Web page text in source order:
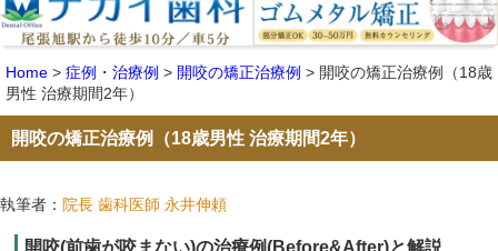
Home > 症例・治療例 > 開咬の矯正治療例 > 開咬の矯正治療例（18歳
男性 治療期間2年）
開咬の矯正治療例（18歳男性 治療期間2年）
執筆者： 院長 歯科医師 永井伸頼